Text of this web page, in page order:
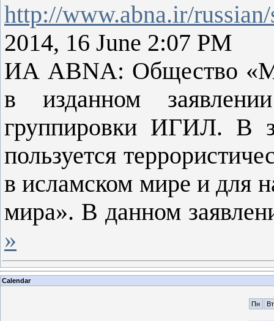
http://www.abna.ir/
2014, 16 June 2:07 PM
ИА ABNA: Общество
в изданном
группировки ИГИЛ. В
пользуется
в исламском мире и для
мира». В данном
»
Calendar
Пн
Вт